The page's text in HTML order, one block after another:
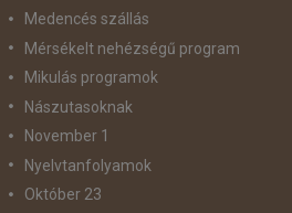
Medencés szállás
Mérsékelt nehézségű program
Mikulás programok
Nászutasoknak
November 1
Nyelvtanfolyamok
Október 23